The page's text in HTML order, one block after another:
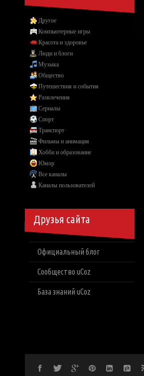
Другое
Компьютерные игры
Красота и здоровье
Люди и блоги
Музыка
Общество
Путешествия и события
Развлечения
Сериалы
Спорт
Транспорт
Фильмы и анимация
Хобби и образование
Юмор
Все каналы
Каналы пользователей
Друзья сайта
Официальный блог
Сообщество uCoz
База знаний uCoz